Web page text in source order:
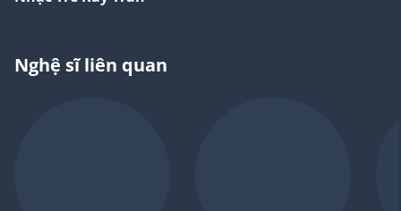
Nghệ sĩ liên quan